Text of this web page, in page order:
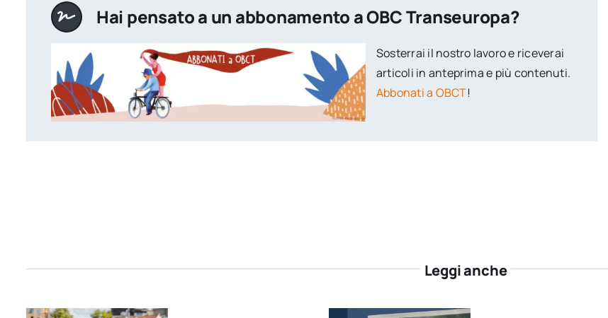
Hai pensato a un abbonamento a OBC Transeuropa?
Sosterrai il nostro lavoro e riceverai
articoli in anteprima e più contenuti.
Abbonati a OBCT!
Leggi anche